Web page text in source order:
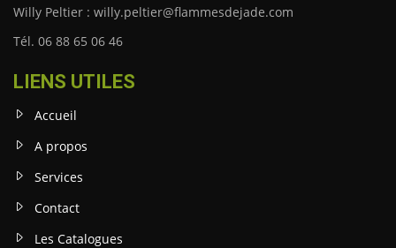
Willy Peltier : willy.peltier@flammesdejade.com
Tél. 06 88 65 06 46
LIENS UTILES
Accueil
A propos
Services
Contact
Les Catalogues